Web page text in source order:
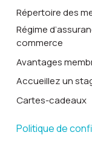
Répertoire des
Régime
commerce
Avantages
Accueillez un
Cartes-cadeaux
Politique de